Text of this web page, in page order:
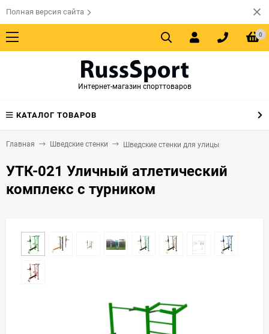
Полная версия сайта
0
Интернет-магазин спорттоваров
КАТАЛОГ ТОВАРОВ
Главная Шведские стенки Шведские стенки для улицы
УТК-021 Уличный атлетический
комплекс с турником